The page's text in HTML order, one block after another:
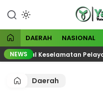
konten
Visioner
DAERAH NASIONAL
NEWS
Total Keselamatan Pelayaran
Daerah